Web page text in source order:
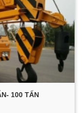
100 TẤN